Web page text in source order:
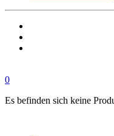
0
Es befinden sich keine